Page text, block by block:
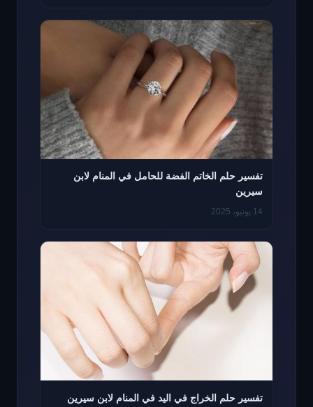
تفسير حلم الخاتم الفضة للحامل في المنام لابن
سيرين
14 يونيو، 2025
تفسير حلم الخراج في اليد في المنام لابن سيرين